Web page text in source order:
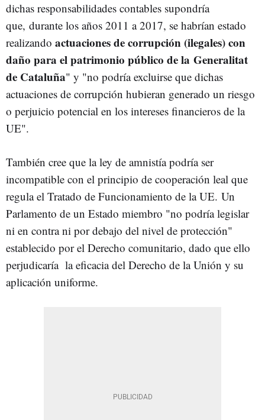
dichas responsabilidades contables supondría
que, durante los años 2011 a 2017, se habrían estado
realizando actuaciones de corrupción (ilegales) con
daño para el patrimonio público de la Generalitat
de Cataluña" y "no podría excluirse que dichas
actuaciones de corrupción hubieran generado un riesgo
o perjuicio potencial en los intereses financieros de la
UE".
También cree que la ley de amnistía podría ser
incompatible con el principio de cooperación leal que
regula el Tratado de Funcionamiento de la UE. Un
Parlamento de un Estado miembro "no podría legislar
ni en contra ni por debajo del nivel de protección"
establecido por el Derecho comunitario, dado que ello
perjudicaría la eficacia del Derecho de la Unión y su
aplicación uniforme.